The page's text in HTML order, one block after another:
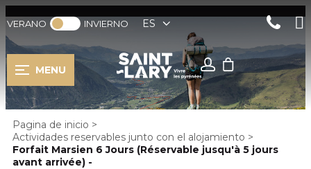
VERANO INVIERNO ES
MENU
Pagina de inicio >
Actividades reservables junto con el alojamiento >
Forfait Marsien 6 Jours (Réservable jusqu'à 5 jours
avant arrivée) -